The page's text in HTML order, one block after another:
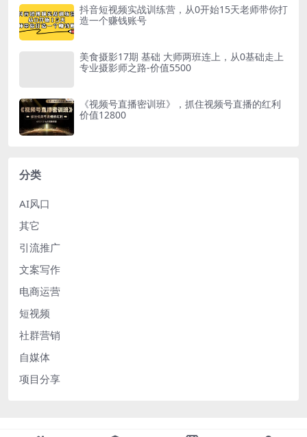
抖音短视频实战训练营，从0开始15天老师带你打
造一个赚钱账号
美食摄影17期 基础 大师两班连上，从0基础走上
专业摄影师之路-价值5500
《视频号直播密训班》，抓住视频号直播的红利
价值12800
分类
AI风口
其它
引流推广
文案写作
电商运营
短视频
社群营销
自媒体
项目分享